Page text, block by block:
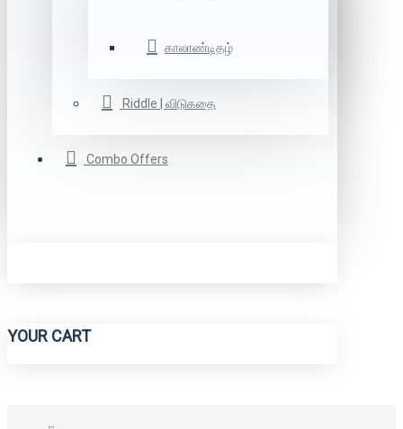
காலாண்டிதழ்
Riddle | விடுகதை
Combo Offers
YOUR CART